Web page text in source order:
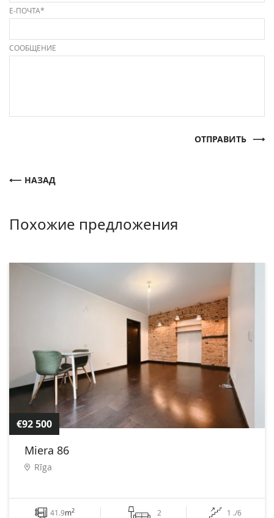
Е-ПОЧТА*
СООБЩЕНИЕ
ОТПРАВИТЬ
НАЗАД
Похожие предложения
€92 500
Miera 86
Rīga
41.9m2 2 1 ./6